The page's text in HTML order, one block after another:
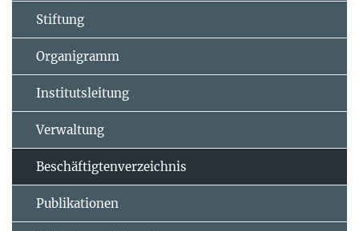
Stiftung
Organigramm
Institutsleitung
Verwaltung
Beschäftigtenverzeichnis
Publikationen